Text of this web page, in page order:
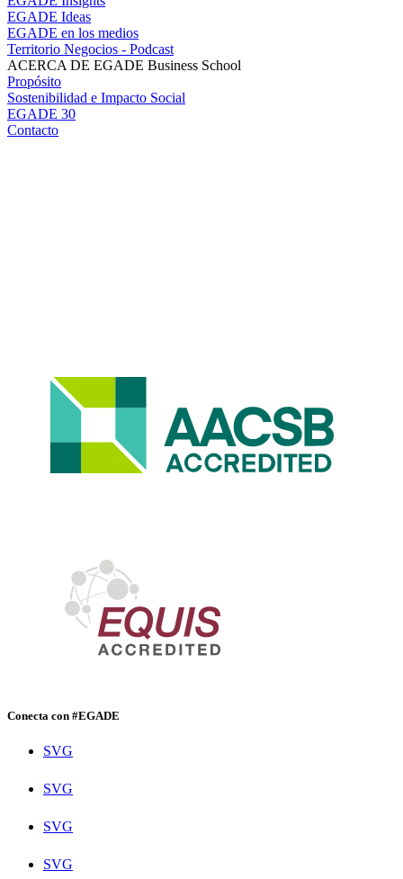
EGADE Ideas
EGADE en los medios
Territorio Negocios - Podcast
ACERCA DE EGADE Business School
Propósito
Sostenibilidad e Impacto Social
EGADE 30
Contacto
Conecta con #EGADE
SVG
SVG
SVG
SVG